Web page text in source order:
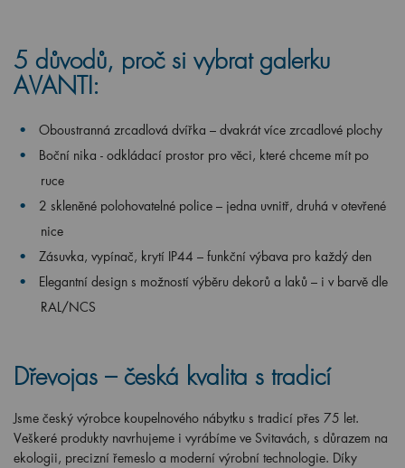
5 důvodů, proč si vybrat galerku
AVANTI:
Oboustranná zrcadlová dvířka – dvakrát více zrcadlové plochy
Boční nika - odkládací prostor pro věci, které chceme mít po
ruce
2 skleněné polohovatelné police – jedna uvnitř, druhá v otevřené
nice
Zásuvka, vypínač, krytí IP44 – funkční výbava pro každý den
Elegantní design s možností výběru dekorů a laků – i v barvě dle
RAL/NCS
Dřevojas – česká kvalita s tradicí
Jsme český výrobce koupelnového nábytku s tradicí přes 75 let.
Veškeré produkty navrhujeme i vyrábíme ve Svitavách, s důrazem na
ekologii, precizní řemeslo a moderní výrobní technologie. Díky